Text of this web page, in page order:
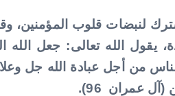
لنبضات قلوب المؤمنين،
يقول الله تعالى: جعل الله
بيت وضع للناس من أجل عبادة الله
عمران 96).